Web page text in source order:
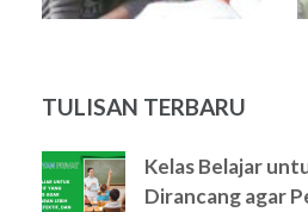
TULISAN TERBARU
Kelas Belajar
Dirancang agar